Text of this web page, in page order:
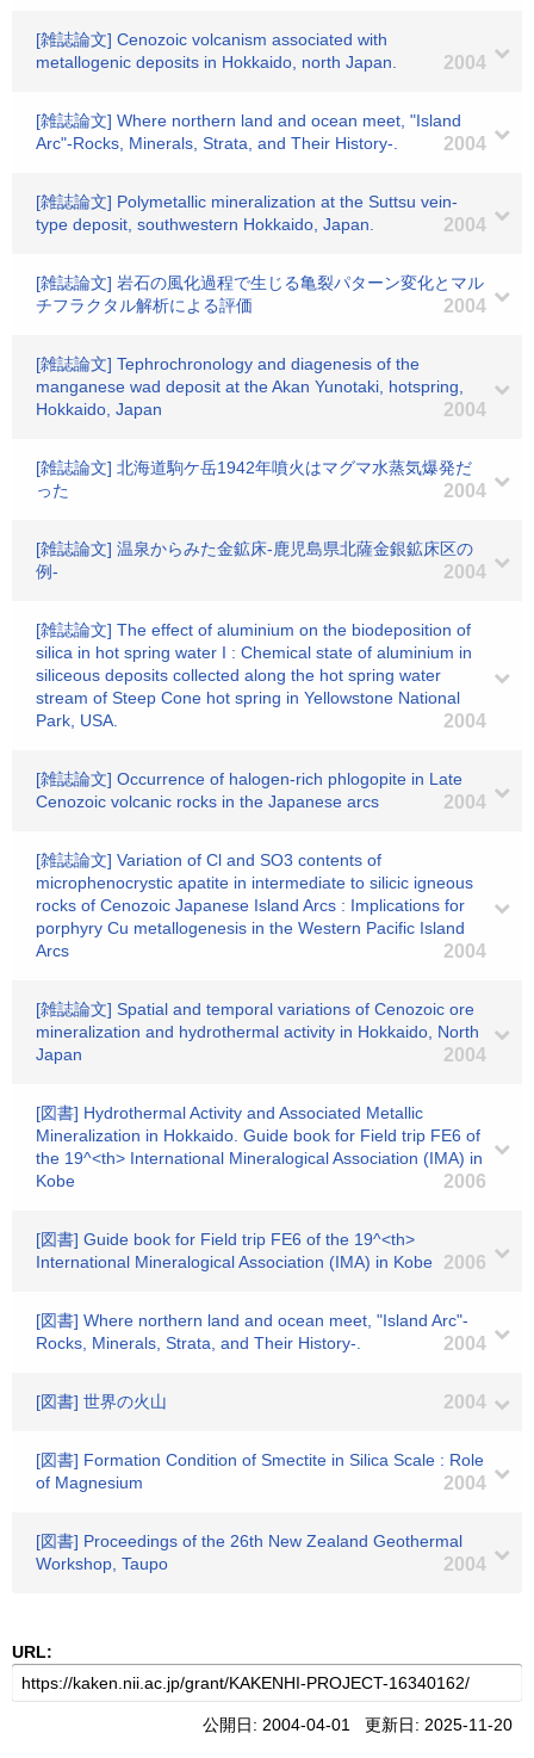
[雑誌論文] Cenozoic volcanism associated with
metallogenic deposits in Hokkaido, north Japan.
2004
[雑誌論文] Where northern land and ocean meet, "Island
Arc"-Rocks, Minerals, Strata, and Their History-.
2004
[雑誌論文] Polymetallic mineralization at the Suttsu vein-
type deposit, southwestern Hokkaido, Japan.
2004
[雑誌論文] 岩石の風化過程で生じる亀裂パターン変化とマル
チフラクタル解析による評価
2004
[雑誌論文] Tephrochronology and diagenesis of the
manganese wad deposit at the Akan Yunotaki, hotspring,
Hokkaido, Japan
2004
[雑誌論文] 北海道駒ケ岳1942年噴火はマグマ水蒸気爆発だ
った
2004
[雑誌論文] 温泉からみた金鉱床-鹿児島県北薩金銀鉱床区の
例-
2004
[雑誌論文] The effect of aluminium on the biodeposition of
silica in hot spring water I : Chemical state of aluminium in
siliceous deposits collected along the hot spring water
stream of Steep Cone hot spring in Yellowstone National
Park, USA.
2004
[雑誌論文] Occurrence of halogen-rich phlogopite in Late
Cenozoic volcanic rocks in the Japanese arcs
2004
[雑誌論文] Variation of Cl and SO3 contents of
microphenocrystic apatite in intermediate to silicic igneous
rocks of Cenozoic Japanese Island Arcs : Implications for
porphyry Cu metallogenesis in the Western Pacific Island
Arcs
2004
[雑誌論文] Spatial and temporal variations of Cenozoic ore
mineralization and hydrothermal activity in Hokkaido, North
Japan
2004
[図書] Hydrothermal Activity and Associated Metallic
Mineralization in Hokkaido. Guide book for Field trip FE6 of
the 19^<th> International Mineralogical Association (IMA) in
Kobe
2006
[図書] Guide book for Field trip FE6 of the 19^<th>
International Mineralogical Association (IMA) in Kobe
2006
[図書] Where northern land and ocean meet, "Island Arc"-
Rocks, Minerals, Strata, and Their History-.
2004
[図書] 世界の火山 2004
[図書] Formation Condition of Smectite in Silica Scale : Role
of Magnesium
2004
[図書] Proceedings of the 26th New Zealand Geothermal
Workshop, Taupo
2004
URL:
公開日: 2004-04-01 更新日: 2025-11-20